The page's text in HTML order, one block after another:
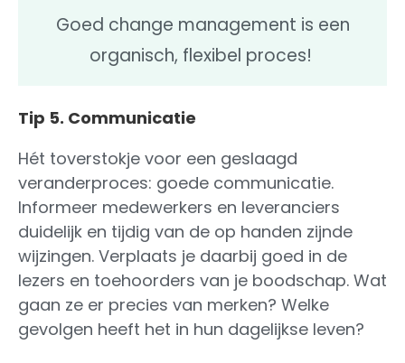
Goed change management is een
organisch, flexibel proces!
Tip 5. Communicatie
Hét toverstokje voor een geslaagd
veranderproces: goede communicatie.
Informeer medewerkers en leveranciers
duidelijk en tijdig van de op handen zijnde
wijzingen. Verplaats je daarbij goed in de
lezers en toehoorders van je boodschap. Wat
gaan ze er precies van merken? Welke
gevolgen heeft het in hun dagelijkse leven?